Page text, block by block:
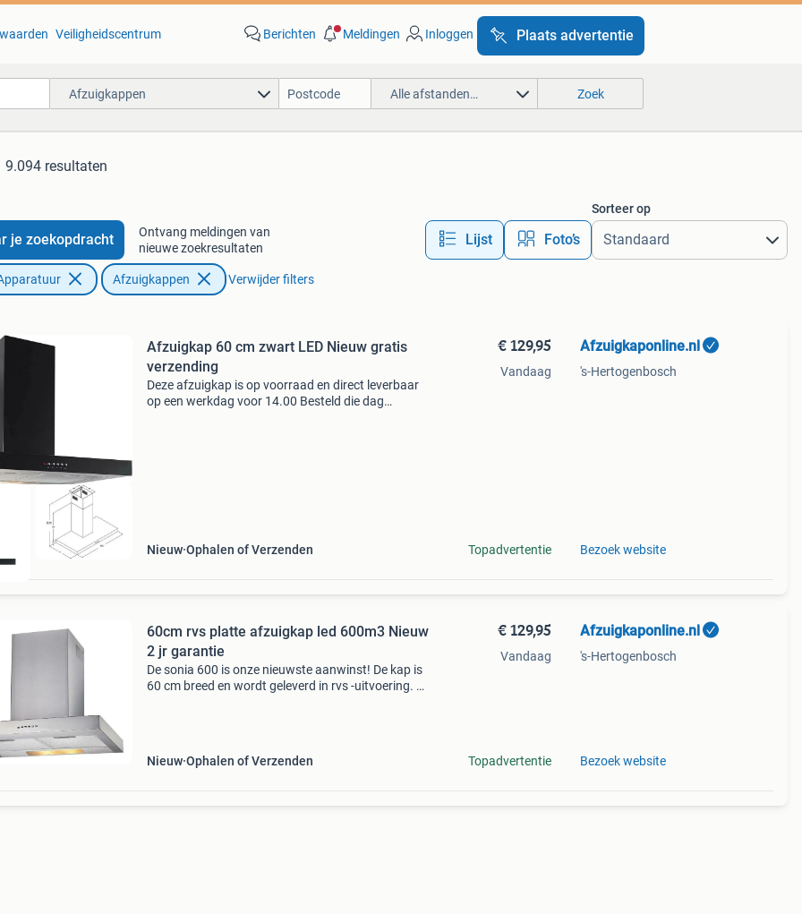
Veiligheidscentrum Berichten Meldingen Inloggen Plaats advertentie
Afzuigkappen Alle afstanden… Zoek
9.094 resultaten
je zoekopdracht
Ontvang meldingen van
nieuwe zoekresultaten
Lijst Foto’s
Sorteer op
Afzuigkappen Verwijder filters
Afzuigkap 60 cm zwart LED Nieuw gratis
verzending
Deze afzuigkap is op voorraad en direct leverbaar
op een werkdag voor 14.00 Besteld die dag
Nieuw Ophalen of Verzenden
€ 129,95
Vandaag
Topadvertentie
Afzuigkaponline.nl
's-Hertogenbosch
Bezoek website
60cm rvs platte afzuigkap led 600m3 Nieuw
2 jr garantie
De sonia 600 is onze nieuwste aanwinst! De kap is
60 cm breed en wordt geleverd in rvs -uitvoering. De
Nieuw Ophalen of Verzenden
€ 129,95
Vandaag
Topadvertentie
Afzuigkaponline.nl
's-Hertogenbosch
Bezoek website